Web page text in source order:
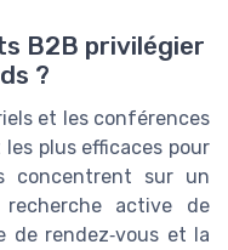
B2B privilégier
?
et les conférences
plus efficaces pour
concentrent sur un
active de
rendez‑vous et la